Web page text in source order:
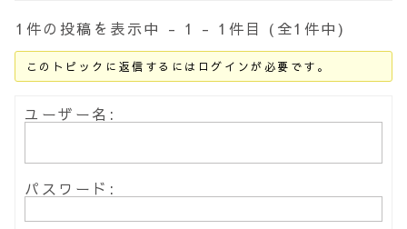
1件の投稿を表示中 - 1 - 1件目 (全1件中)
このトピックに返信するにはログインが必要です。
ユーザー名:
パスワード: